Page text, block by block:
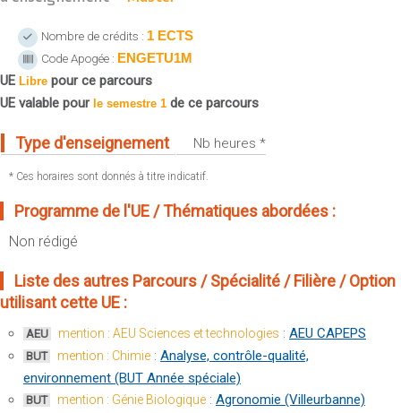
Sportives)
UFR FS (Chimie, Mathématique, Physique)
UFR Biosciences (Biologie, Biochimie)
GEP (Génie Electrique des Procédés - Département composante)
Informatique (Département Composante)
Mécanique (Département composante)
Fermer
OUTILS
Intranet des personnels
Moodle
Emploi du temps
Portefeuille d'Expériences et
de Compétences
Fermer
Nombre de crédits : 1 ECTS
Code Apogée : ENGETU1M
UE Libre pour ce parcours
UE valable pour le semestre 1 de ce parcours
Type d'enseignement Nb heures *
* Ces horaires sont donnés à titre indicatif.
Programme de l'UE / Thématiques abordées :
Non rédigé
Liste des autres Parcours / Spécialité / Filière / Option
utilisant cette UE :
AEU mention : AEU Sciences et technologies : AEU CAPEPS
BUT mention : Chimie : Analyse, contrôle-qualité,
environnement (BUT Année spéciale)
BUT mention : Génie Biologique : Agronomie (Villeurbanne)